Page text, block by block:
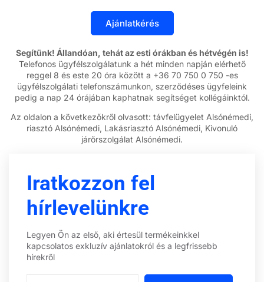
Segítünk! Állandóan, tehát az esti órákban és hétvégén is!
Telefonos ügyfélszolgálatunk a hét minden napján elérhető
reggel 8 és este 20 óra között a +36 70 750 0 750 -es
ügyfélszolgálati telefonszámunkon, szerződéses ügyfeleink
pedig a nap 24 órájában kaphatnak segítséget kollégáinktól.
Az oldalon a következőkről olvasott: távfelügyelet Alsónémedi,
riasztó Alsónémedi, Lakásriasztó Alsónémedi, Kivonuló
járőrszolgálat Alsónémedi.
Iratkozzon fel
hírlevelünkre
Legyen Ön az első, aki értesül termékeinkkel
kapcsolatos exkluzív ajánlatokról és a legfrissebb
hírekről